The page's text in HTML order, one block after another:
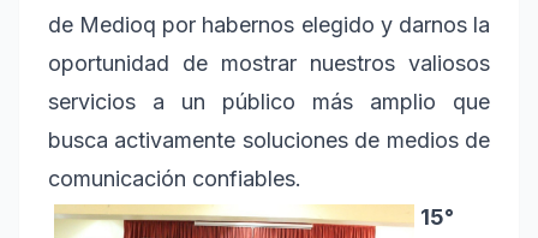
de Medioq por habernos elegido y darnos la
oportunidad de mostrar nuestros valiosos
servicios a un público más amplio que
busca activamente soluciones de medios de
comunicación confiables.
15°